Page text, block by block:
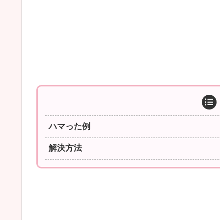
ハマった例
解決方法